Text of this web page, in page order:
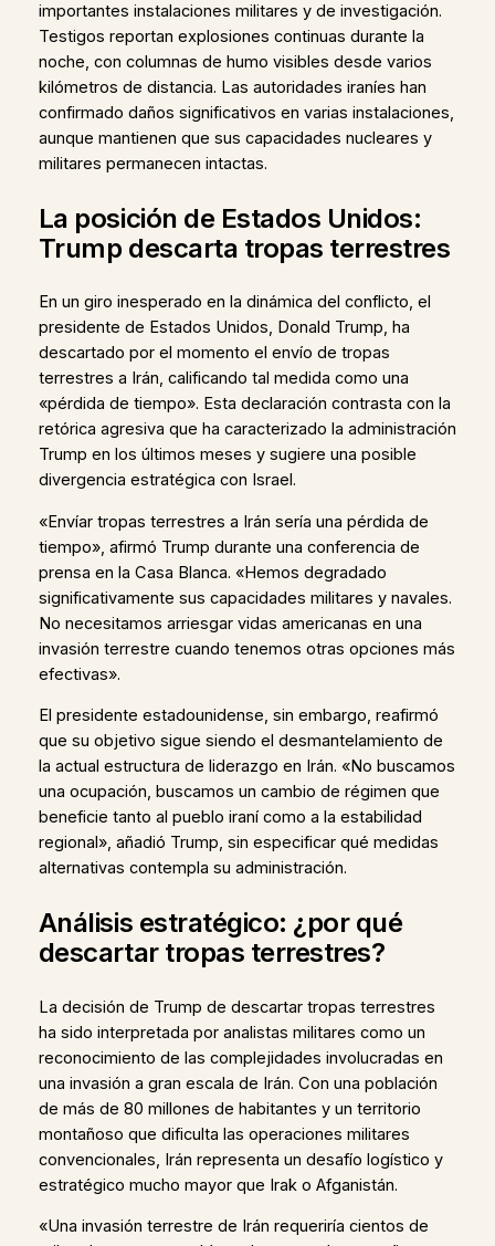
importantes instalaciones militares y de investigación.
Testigos reportan explosiones continuas durante la
noche, con columnas de humo visibles desde varios
kilómetros de distancia. Las autoridades iraníes han
confirmado daños significativos en varias instalaciones,
aunque mantienen que sus capacidades nucleares y
militares permanecen intactas.
La posición de Estados Unidos:
Trump descarta tropas terrestres
En un giro inesperado en la dinámica del conflicto, el
presidente de Estados Unidos, Donald Trump, ha
descartado por el momento el envío de tropas
terrestres a Irán, calificando tal medida como una
«pérdida de tiempo». Esta declaración contrasta con la
retórica agresiva que ha caracterizado la administración
Trump en los últimos meses y sugiere una posible
divergencia estratégica con Israel.
«Envíar tropas terrestres a Irán sería una pérdida de
tiempo», afirmó Trump durante una conferencia de
prensa en la Casa Blanca. «Hemos degradado
significativamente sus capacidades militares y navales.
No necesitamos arriesgar vidas americanas en una
invasión terrestre cuando tenemos otras opciones más
efectivas».
El presidente estadounidense, sin embargo, reafirmó
que su objetivo sigue siendo el desmantelamiento de
la actual estructura de liderazgo en Irán. «No buscamos
una ocupación, buscamos un cambio de régimen que
beneficie tanto al pueblo iraní como a la estabilidad
regional», añadió Trump, sin especificar qué medidas
alternativas contempla su administración.
Análisis estratégico: ¿por qué
descartar tropas terrestres?
La decisión de Trump de descartar tropas terrestres
ha sido interpretada por analistas militares como un
reconocimiento de las complejidades involucradas en
una invasión a gran escala de Irán. Con una población
de más de 80 millones de habitantes y un territorio
montañoso que dificulta las operaciones militares
convencionales, Irán representa un desafío logístico y
estratégico mucho mayor que Irak o Afganistán.
«Una invasión terrestre de Irán requeriría cientos de